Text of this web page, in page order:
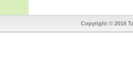
Copyright © 2016